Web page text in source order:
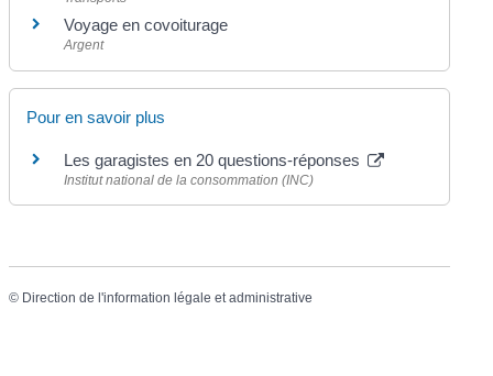
Voyage en covoiturage
Argent
Pour en savoir plus
Les garagistes en 20 questions-réponses
Institut national de la consommation (INC)
© Direction de l'information légale et administrative